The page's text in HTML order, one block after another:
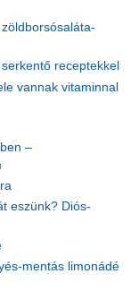
receptekkel
vannak vitaminnal
–
eszünk? Diós-
mentás limonádé